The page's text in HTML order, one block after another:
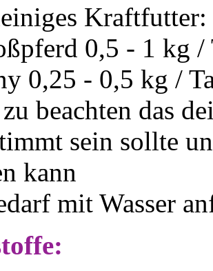
Kraftfutter:
0,5 - 1 kg /
0,25 - 0,5 kg /
beachten das
sein sollte
kann
mit Wasser